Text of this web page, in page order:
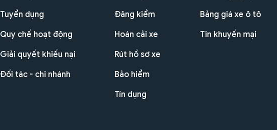
Tuyển dụng
Quy chế hoạt động
Giải quyết khiếu nại
Đối tác - chi nhánh
Đăng kiểm
Hoán cải xe
Rút hồ sơ xe
Bảo hiểm
Tín dụng
Bảng giá xe ô tô
Tin khuyến mại